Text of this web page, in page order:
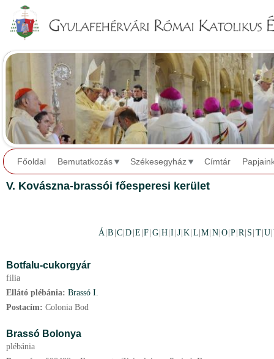
Főoldal Bemutatkozás Székesegyház Címtár
V. Kovászna-brassói főesperesi kerület
Á |B C |D E |F G H |I J |K L |M N O |P R S T |U |
Botfalu-cukorgyár
filia
Ellátó plébánia: Brassó I.
Postacím: Colonia Bod
Brassó Bolonya
plébánia